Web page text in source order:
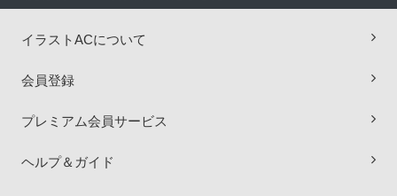
イラストACについて
会員登録
プレミアム会員サービス
ヘルプ＆ガイド